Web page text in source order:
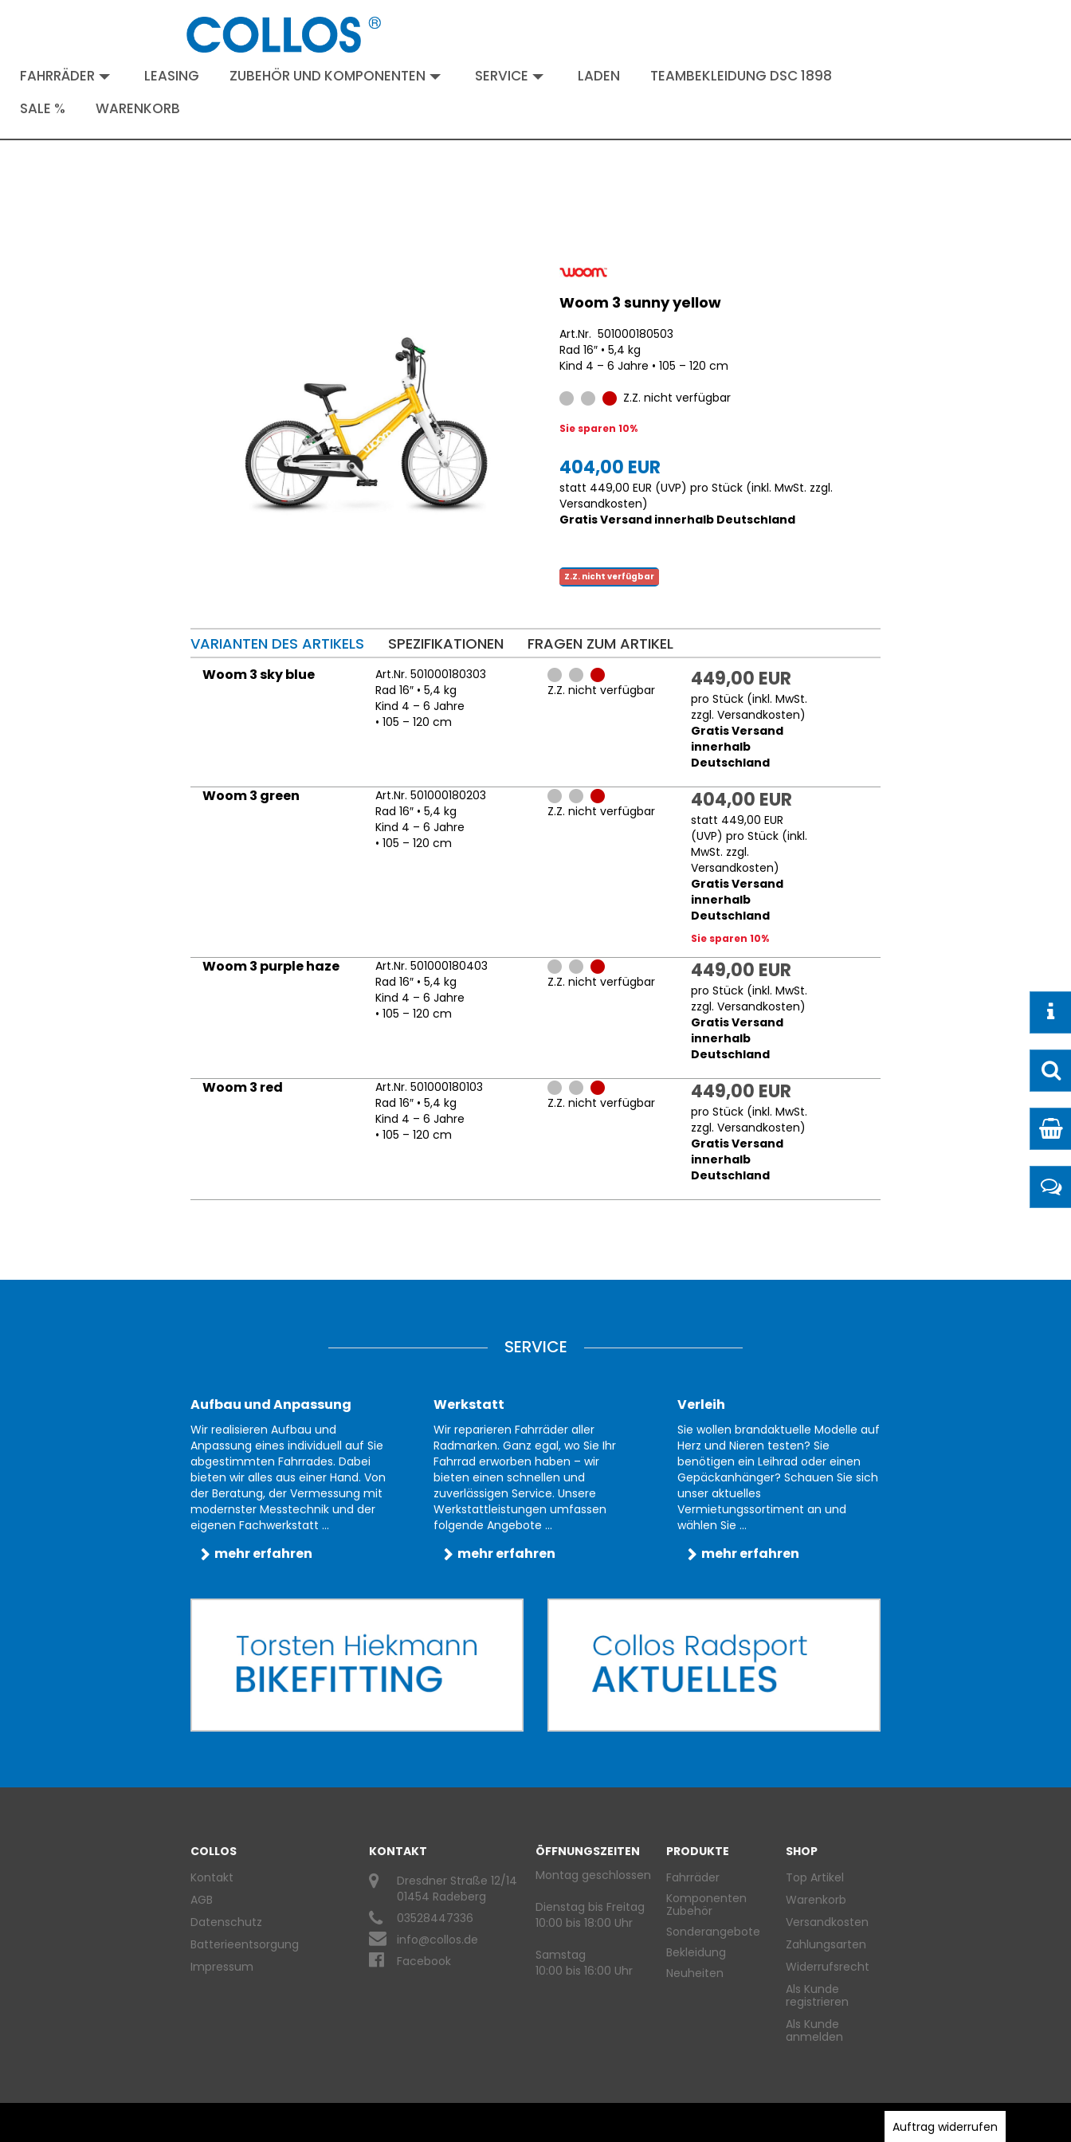
FAHRRÄDER LEASING ZUBEHÖR UND KOMPONENTEN SERVICE LADEN
TEAMBEKLEIDUNG DSC 1898
SALE %
WARENKORB
Woom 3 sunny yellow
Art.Nr. 501000180503
Rad 16″ • 5,4 kg
Kind 4 – 6 Jahre • 105 – 120 cm
Z.Z. nicht verfügbar
Sie sparen 10%
404,00 EUR
statt 449,00 EUR (UVP) pro Stück (inkl. MwSt. zzgl.
Versandkosten)
Gratis Versand innerhalb Deutschland
Z.Z. nicht verfügbar
VARIANTEN DES ARTIKELS SPEZIFIKATIONEN FRAGEN ZUM ARTIKEL
Woom 3 sky blue
Art.Nr. 501000180303
Rad 16″ • 5,4 kg
Kind 4 – 6 Jahre
• 105 – 120 cm
Z.Z. nicht verfügbar 449,00 EUR
pro Stück (inkl. MwSt.
zzgl.Versandkosten)
Gratis Versand
innerhalb
Deutschland
Woom 3 green
Art.Nr. 501000180203
Rad 16″ • 5,4 kg
Kind 4 – 6 Jahre
• 105 – 120 cm
Z.Z. nicht verfügbar 404,00 EUR
statt 449,00 EUR
(UVP) pro Stück (inkl.
MwSt. zzgl.
Versandkosten)
Gratis Versand
innerhalb
Deutschland
Sie sparen 10%
Woom 3 purple haze
Art.Nr. 501000180403
Rad 16″ • 5,4 kg
Kind 4 – 6 Jahre
• 105 – 120 cm
Z.Z. nicht verfügbar 449,00 EUR
pro Stück (inkl. MwSt.
zzgl.Versandkosten)
Gratis Versand
innerhalb
Deutschland
Woom 3 red
Art.Nr. 501000180103
Rad 16″ • 5,4 kg
Kind 4 – 6 Jahre
• 105 – 120 cm
Z.Z. nicht verfügbar 449,00 EUR
pro Stück (inkl. MwSt.
zzgl.Versandkosten)
Gratis Versand
innerhalb
Deutschland
SERVICE
Aufbau und Anpassung
Wir realisieren Aufbau und
Anpassung eines individuell auf Sie
abgestimmten Fahrrades. Dabei
bieten wir alles aus einer Hand. Von
der Beratung, der Vermessung mit
modernster Messtechnik und der
eigenen Fachwerkstatt ...
mehr erfahren
Werkstatt
Wir reparieren Fahrräder aller
Radmarken. Ganz egal, wo Sie Ihr
Fahrrad erworben haben – wir
bieten einen schnellen und
zuverlässigen Service. Unsere
Werkstattleistungen umfassen
folgende Angebote ...
mehr erfahren
Verleih
Sie wollen brandaktuelle Modelle auf
Herz und Nieren testen? Sie
benötigen ein Leihrad oder einen
Gepäckanhänger? Schauen Sie sich
unser aktuelles
Vermietungssortiment an und
wählen Sie ...
mehr erfahren
COLLOS
Kontakt
AGB
Datenschutz
Batterieentsorgung
Impressum
KONTAKT
Dresdner Straße 12/14
01454 Radeberg
03528447336
info@collos.de
Facebook
ÖFFNUNGSZEITEN
Montag geschlossen
Dienstag bis Freitag
10:00 bis 18:00 Uhr
Samstag
10:00 bis 16:00 Uhr
PRODUKTE
Fahrräder
Komponenten
Zubehör
Sonderangebote
Bekleidung
Neuheiten
SHOP
Top Artikel
Warenkorb
Versandkosten
Zahlungsarten
Widerrufsrecht
Als Kunde
registrieren
Als Kunde
anmelden
Auftrag widerrufen